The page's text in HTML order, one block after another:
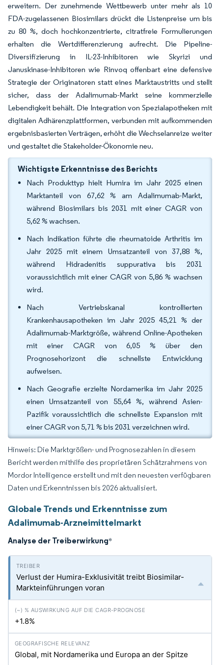
erweitern. Der zunehmende Wettbewerb unter mehr als 10
FDA-zugelassenen Biosimilars drückt die Listenpreise um bis
zu 80 %, doch hochkonzentrierte, citratfreie Formulierungen
erhalten die Wertdifferenzierung aufrecht. Die Pipeline-
Diversifizierung in IL-23-Inhibitoren wie Skyrizi und
Januskinase-Inhibitoren wie Rinvoq offenbart eine defensive
Strategie der Originatoren statt eines Marktaustritts und stellt
sicher, dass der Adalimumab-Markt seine kommerzielle
Lebendigkeit behält. Die Integration von Spezialapotheken mit
digitalen Adhärenzplattformen, verbunden mit aufkommenden
ergebnisbasierten Verträgen, erhöht die Wechselanreize weiter
und gestaltet die Stakeholder-Ökonomie neu.
Wichtigste Erkenntnisse des Berichts
Nach Produkttyp hielt Humira im Jahr 2025 einen
Marktanteil von 67,62 % am Adalimumab-Markt,
während Biosimilars bis 2031 mit einer CAGR von
5,62 % wachsen.
Nach Indikation führte die rheumatoide Arthritis im
Jahr 2025 mit einem Umsatzanteil von 37,88 %,
während Hidradenitis suppurativa bis 2031
voraussichtlich mit einer CAGR von 5,86 % wachsen
wird.
Nach Vertriebskanal kontrollierten
Krankenhausapotheken im Jahr 2025 45,21 % der
Adalimumab-Marktgröße, während Online-Apotheken
mit einer CAGR von 6,05 % über den
Prognosehorizont die schnellste Entwicklung
aufweisen.
Nach Geografie erzielte Nordamerika im Jahr 2025
einen Umsatzanteil von 55,64 %, während Asien-
Pazifik voraussichtlich die schnellste Expansion mit
einer CAGR von 5,71 % bis 2031 verzeichnen wird.
Hinweis: Die Marktgrößen- und Prognosezahlen in diesem
Bericht werden mithilfe des proprietären Schätzrahmens von
Mordor Intelligence erstellt und mit den neuesten verfügbaren
Daten und Erkenntnissen bis 2026 aktualisiert.
Globale Trends und Erkenntnisse zum
Adalimumab-Arzneimittelmarkt
Analyse der Treiberwirkung*
Verlust der Humira-Exklusivität treibt Biosimilar-
Markteinführungen voran
+1.8%
Global, mit Nordamerika und Europa an der Spitze